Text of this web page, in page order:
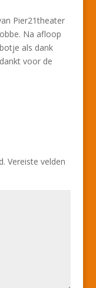
Pier21theater
Na afloop
als dank
voor de
Vereiste velden